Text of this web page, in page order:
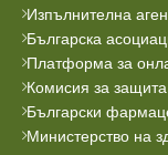
Изпълнителна
Българска
Платформа за
Комисия за
Български
Министерство на